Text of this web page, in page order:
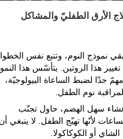
الأرق الطفليّ والمشاكل
نموذج النوم، وتتبع نفس
هذا الروتين. يتأسّس هذا
جدّا لضبط الساعاة البيولوجيّة،
نوم الطفل.
سهل الهضم، حاول تجنّب
لأنّها تهيّج الطفل. لا ينبغي
أو الكوكاكولا.